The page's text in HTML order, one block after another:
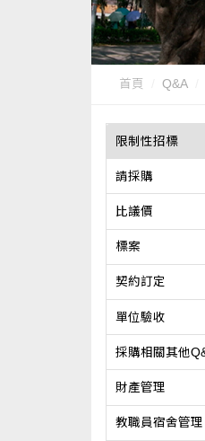
首頁 Q&A
限制性招標
請採購
比議價
標案
契約訂定
單位驗收
採購相關其他
財產管理
教職員宿舍管理